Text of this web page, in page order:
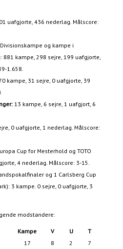
uafgjorte, 436 nederlag. Målscore:
og kampe i
881 kampe, 298 sejre, 199 uafgjorte,
1.658.
kampe, 31 sejre, 0 uafgjorte, 39
13 kampe, 6 sejre, 1 uafgjort, 6
0 uafgjorte, 1 nederlag. Målscore:
Cup for Mesterhold og TOTO
4 nederlag. Målscore: 3-15.
og 1 Carlsberg Cup
3 kampe. 0 sejre, 0 uafgjorte, 3
modstandere:
Kampe V U T
17 8 2 7